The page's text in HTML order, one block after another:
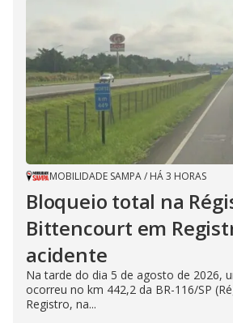
MOBILIDADE SAMPA/ HÁ 3 HORAS
Bloqueio total na
Bittencourt em
acidente
Na tarde do dia 5 de agosto de 2026,
ocorreu no km 442,2 da BR-116/SP
Registro, na...